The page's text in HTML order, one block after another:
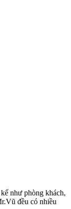
như phòng khách,
đều có nhiều